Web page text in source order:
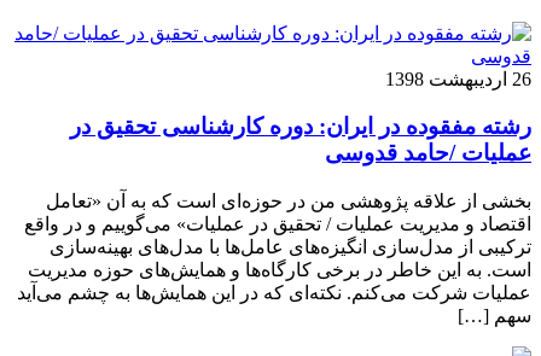
26 اردیبهشت 1398
رشته مفقوده در ایران: دوره کارشناسی تحقیق در
عملیات /حامد قدوسی
بخشی از علاقه پژوهشی من در حوزه‌ای است که به آن «تعامل
اقتصاد و مدیریت عملیات / تحقیق در عملیات» می‌گوییم و در واقع
ترکیبی از مدل‌سازی انگیزه‌های عامل‌ها با مدل‌های بهینه‌سازی
است. به این خاطر در برخی کارگاه‌ها و همایش‌های حوزه مدیریت
عملیات شرکت می‌کنم. نکته‌ای که در این همایش‌ها به چشم می‌آید
سهم […]